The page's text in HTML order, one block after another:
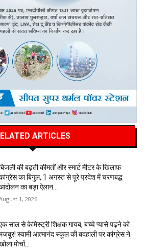
ARTICLES
की बढ़ती कीमतों और स्मार्ट मीटर के खिलाफ
का बिगुल, 1 अगस्त से पूरे प्रदेश में चरणबद्ध
का बड़ा ऐलान…
1, 2026
साल से केमिस्ट्री शिक्षक गायब, बच्चे प्यासे पढ़ने को
स्वामी आत्मानंद स्कूल की बदहाली पर कांग्रेस ने
मोर्चा…